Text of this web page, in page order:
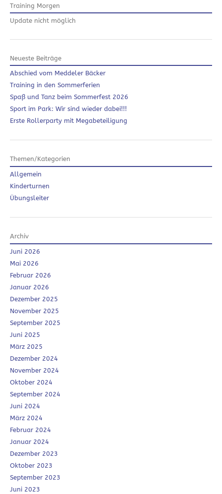
Training Morgen
Update nicht möglich
Neueste Beiträge
Abschied vom Meddeler Bäcker
Training in den Sommerferien
Spaß und Tanz beim Sommerfest 2026
Sport im Park: Wir sind wieder dabei!!!
Erste Rollerparty mit Megabeteiligung
Themen/Kategorien
Allgemein
Kinderturnen
Übungsleiter
Archiv
Juni 2026
Mai 2026
Februar 2026
Januar 2026
Dezember 2025
November 2025
September 2025
Juni 2025
März 2025
Dezember 2024
November 2024
Oktober 2024
September 2024
Juni 2024
März 2024
Februar 2024
Januar 2024
Dezember 2023
Oktober 2023
September 2023
Juni 2023